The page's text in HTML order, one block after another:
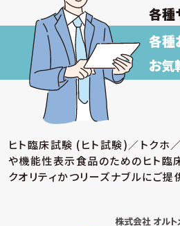
各種
各種
お気
ヒト臨床試験 (ヒト試験)／トクホ
や機能性表示食品のためのヒト臨
クオリティかつリーズナブルにご提